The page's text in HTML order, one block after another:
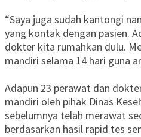
“Saya juga sudah kantongi
yang kontak dengan pasien.
dokter kita rumahkan dulu.
mandiri selama 14 hari guna
Adapun 23 perawat dan
mandiri oleh pihak Dinas
sebelumnya telah merawat
berdasarkan hasil rapid tes